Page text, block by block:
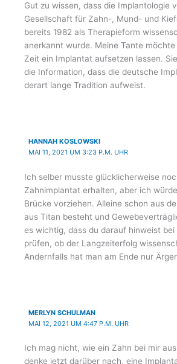
Gut zu wissen, dass die Implantologie
Gesellschaft für Zahn-, Mund- und
bereits 1982 als Therapieform
anerkannt wurde. Meine Tante
Zeit ein Implantat aufsetzen lassen.
die Information, dass die deutsche
derart lange Tradition aufweist.
HANNAH KOSLOWSKI
MAI 11, 2021 UM 3:23 P.M. UHR
Ich selber musste glücklicherweise
Zahnimplantat erhalten, aber ich
Brücke vorziehen. Alleine schon aus
aus Titan besteht und
es wichtig, dass du darauf hinweist
prüfen, ob der Langzeiterfolg
Andernfalls hat man am Ende nur
MERLYN SCHULMAN
MAI 12, 2021 UM 4:47 P.M. UHR
Ich mag nicht, wie ein Zahn bei mir
denke jetzt darüber nach, eine